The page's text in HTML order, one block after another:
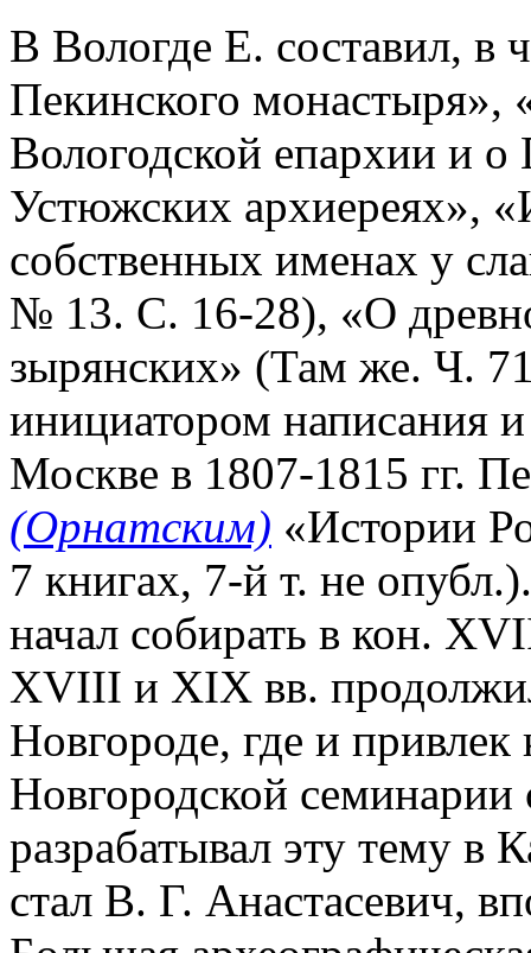
В Вологде Е. составил, в
Пекинского монастыря»,
Вологодской епархии и
Устюжских архиереях»,
собственных именах у
№ 13. С. 16-28), «О
зырянских» (Там же. Ч.
инициатором написания
Москве в 1807-1815 гг.
(Орнатским) «Истории
7 книгах, 7-й т. не
начал собирать в кон.
XVIII и XIX вв.
Новгороде, где и привлек
Новгородской
разрабатывал эту тему в
стал В. Г. Анастасевич,